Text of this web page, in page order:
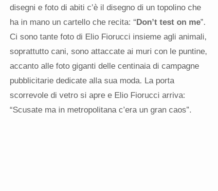
disegni e foto di abiti c’è il disegno di un topolino che
ha in mano un cartello che recita: “Don’t test on me”.
Ci sono tante foto di Elio Fiorucci insieme agli animali,
soprattutto cani, sono attaccate ai muri con le puntine,
accanto alle foto giganti delle centinaia di campagne
pubblicitarie dedicate alla sua moda. La porta
scorrevole di vetro si apre e Elio Fiorucci arriva:
“Scusate ma in metropolitana c’era un gran caos”.